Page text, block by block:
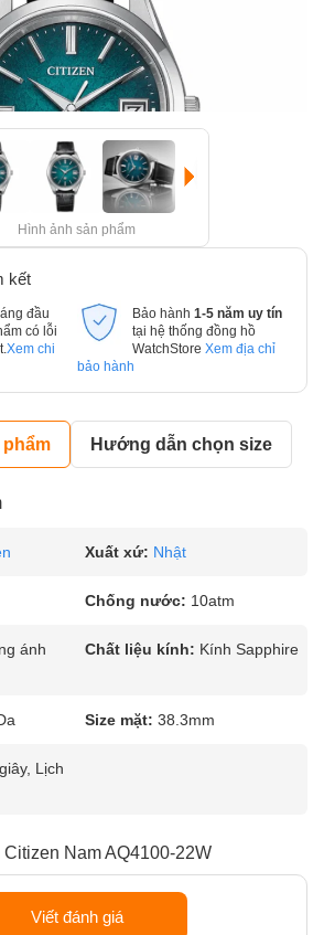
Hình ảnh sản phẩm
kết
đầu
có lỗi
Xem chi
Bảo hành 1-5 năm uy tín
tại hệ thống đồng hồ
WatchStore Xem địa chỉ
bảo hành
Hướng dẫn chọn size
Xuất xứ: Nhật
Chống nước: 10atm
ánh
Chất liệu kính: Kính Sapphire
Size mặt: 38.3mm
Lịch
Nam AQ4100-22W
Viết đánh giá